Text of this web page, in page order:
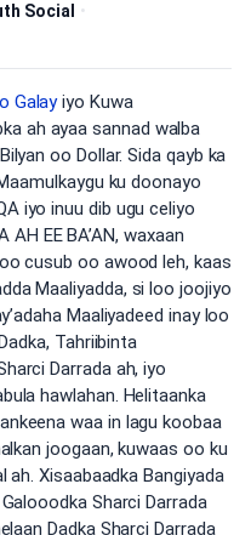
Social
•
Galayiyo Kuwa
ah ayaa sannad walba
oo Dollar. Sida qayb ka
ku doonayo
iyo inuu dib ugu celiyo
AH EE BA’AN, waxaan
cusub oo awood leh, kaas
Maaliyadda, si loo joojiyo
Maaliyadeed inay loo
Tahriibinta
Darrada ah, iyo
hawlahan. Helitaanka
waa in lagu koobaa
joogaan, kuwaas oo ku
ah. Xisaabaadka Bangiyada
Sharci Darrada
Dadka Sharci Darrada